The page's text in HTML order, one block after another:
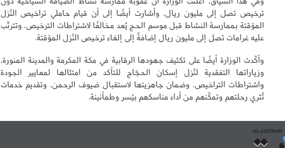
ترخيص تصل إلى مليون ريال، وأشارت أيضًا إلى أن قيام حاملي تراخيص النُزل
المؤقتة بممارسة النشاط قبل موسم الحج يُعد مخالفًا لاشتراطات الترخيص، وتترتّب
عليه غرامات تصل إلى مليون ريال إضافةً إلى إلغاء ترخيص النُزل المؤقتة.
وأكّدت الوزارة أيضًا على تكثيف جهودها الرقابية في مكة المكرمة والمدينة المنورة،
وزياراتها التفقدية لنُزل إسكان الحجّاج للتأكد من امتثالها لمعايير الجودة
واشتراطات التراخيص، وضمان جاهزيتها لاستقبال ضيوف الرحمن، وتقديم خدمات
تُثري رحلتهم وتمكّنهم من أداء مناسكهم بيُسر وطمأنينة.